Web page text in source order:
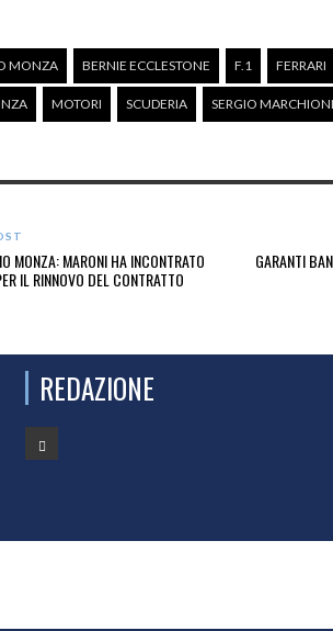
MONZA BERNIE ECCLESTONE F.1 FERRARI
MOTORI SCUDERIA SERGIO
MONZA: MARONI HA INCONTRATO
IL RINNOVO DEL CONTRATTO
GARANTI
REDAZIONE